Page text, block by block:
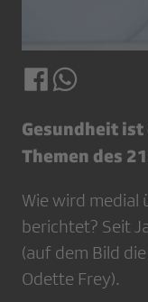
Gesundheit ist
Themen des
Wie wird medial
berichtet? Seit
(auf dem Bild
Odette Frey).